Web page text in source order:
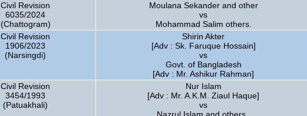
Civil Revision
6035/2024
(Chattogram)
Moulana Sekander and other
vs
Mohammad Salim others.
Civil Revision
1906/2023
(Narsingdi)
Shirin Akter
[Adv : Sk. Faruque Hossain]
vs
Govt. of Bangladesh
[Adv : Mr. Ashikur Rahman]
Civil Revision
3454/1993
(Patuakhali)
Nur Islam
[Adv : Mr. A.K.M. Ziaul Haque]
vs